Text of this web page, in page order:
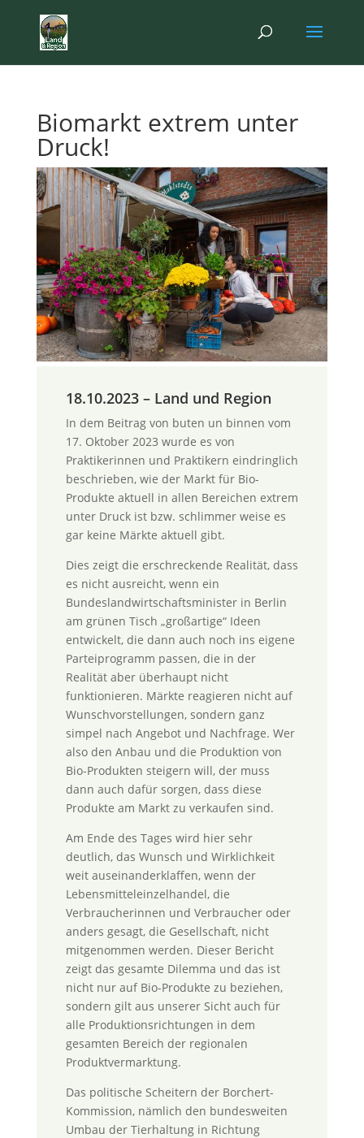
Biomarkt extrem unter
Druck!
18.10.2023 – Land und Region
In dem Beitrag von buten un binnen vom
17. Oktober 2023 wurde es von
Praktikerinnen und Praktikern eindringlich
beschrieben, wie der Markt für Bio-
Produkte aktuell in allen Bereichen extrem
unter Druck ist bzw. schlimmer weise es
gar keine Märkte aktuell gibt.
Dies zeigt die erschreckende Realität, dass
es nicht ausreicht, wenn ein
Bundeslandwirtschaftsminister in Berlin
am grünen Tisch „großartige“ Ideen
entwickelt, die dann auch noch ins eigene
Parteiprogramm passen, die in der
Realität aber überhaupt nicht
funktionieren. Märkte reagieren nicht auf
Wunschvorstellungen, sondern ganz
simpel nach Angebot und Nachfrage. Wer
also den Anbau und die Produktion von
Bio-Produkten steigern will, der muss
dann auch dafür sorgen, dass diese
Produkte am Markt zu verkaufen sind.
Am Ende des Tages wird hier sehr
deutlich, das Wunsch und Wirklichkeit
weit auseinanderklaffen, wenn der
Lebensmitteleinzelhandel, die
Verbraucherinnen und Verbraucher oder
anders gesagt, die Gesellschaft, nicht
mitgenommen werden. Dieser Bericht
zeigt das gesamte Dilemma und das ist
nicht nur auf Bio-Produkte zu beziehen,
sondern gilt aus unserer Sicht auch für
alle Produktionsrichtungen in dem
gesamten Bereich der regionalen
Produktvermarktung.
Das politische Scheitern der Borchert-
Kommission, nämlich den bundesweiten
Umbau der Tierhaltung in Richtung